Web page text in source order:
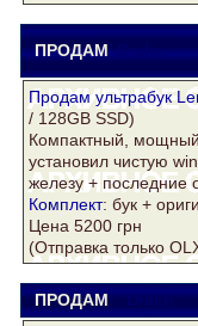
ПРОДАМ Drake
Продам ультрабук
/ 128GB SSD)
Компактный,
установил чистую
железу + последние
Комплект: бук +
Цена 5200 грн
(Отправка только
ПРОДАМ Drake